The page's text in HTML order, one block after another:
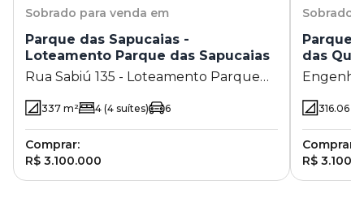
Sobrado para venda em
Parque das Sapucaias -
Loteamento Parque das Sapucaias
Rua Sabiú 135 - Loteamento Parque
das Sapucaias - Campinas - SP
337 m² 4 (4 suítes) 6
Comprar:
R$ 3.100.000
Sobrado
Parque
das
Araújo
316.06
Comprar:
R$